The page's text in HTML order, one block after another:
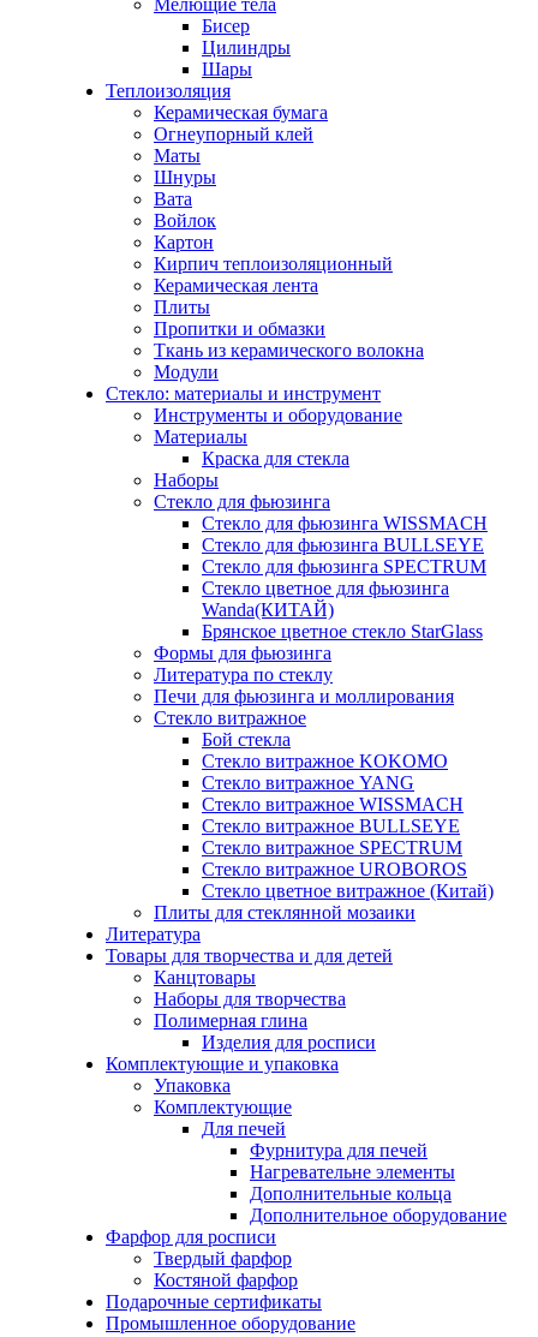
Мелющие тела
Бисер
Цилиндры
Шары
Теплоизоляция
Керамическая бумага
Огнеупорный клей
Маты
Шнуры
Вата
Войлок
Картон
Кирпич теплоизоляционный
Керамическая лента
Плиты
Пропитки и обмазки
Ткань из керамического волокна
Модули
Стекло: материалы и инструмент
Инструменты и оборудование
Материалы
Краска для стекла
Наборы
Стекло для фьюзинга
Стекло для фьюзинга WISSMACH
Стекло для фьюзинга BULLSEYE
Стекло для фьюзинга SPECTRUM
Стекло цветное для фьюзинга
Wanda(КИТАЙ)
Брянское цветное стекло StarGlass
Формы для фьюзинга
Литература по стеклу
Печи для фьюзинга и моллирования
Стекло витражное
Бой стекла
Стекло витражное KOKOMO
Стекло витражное YANG
Стекло витражное WISSMACH
Стекло витражное BULLSEYE
Стекло витражное SPECTRUM
Стекло витражное UROBOROS
Стекло цветное витражное (Китай)
Плиты для стеклянной мозаики
Литература
Товары для творчества и для детей
Канцтовары
Наборы для творчества
Полимерная глина
Изделия для росписи
Комплектующие и упаковка
Упаковка
Комплектующие
Для печей
Фурнитура для печей
Нагревательне элементы
Дополнительные кольца
Дополнительное оборудование
Фарфор для росписи
Твердый фарфор
Костяной фарфор
Подарочные сертификаты
Промышленное оборудование